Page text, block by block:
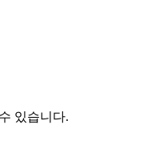
있습니다.